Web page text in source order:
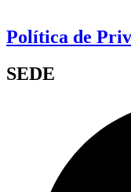
Política de
SEDE